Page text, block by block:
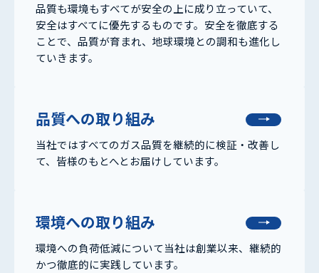
品質も環境もすべてが安全の上に成り立っていて、
安全はすべてに優先するものです。安全を徹底する
ことで、品質が育まれ、地球環境との調和も進化し
ていきます。
品質への取り組み
当社ではすべてのガス品質を継続的に検証・改善し
て、皆様のもとへとお届けしています。
環境への取り組み
環境への負荷低減について当社は創業以来、継続的
かつ徹底的に実践しています。